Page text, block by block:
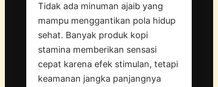
Tidak ada minuman ajaib yang
mampu menggantikan pola hidup
sehat. Banyak produk kopi
stamina memberikan sensasi
cepat karena efek stimulan, tetapi
keamanan jangka panjangnya